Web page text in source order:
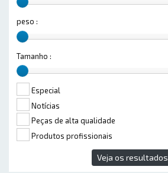
peso :
Tamanho :
Especial
Notícias
Peças de alta qualidade
Produtos profissionais
Veja os resultados